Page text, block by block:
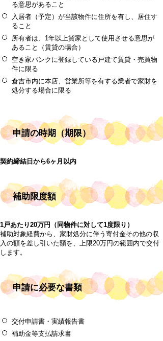
る意思があること
入居者（予定）が当該物件に住所を有し、居住す
ること
所有者は、1年以上貸家として使用させる意思が
あること（賃貸の場合）
空き家バンクに登録している戸建て賃貸・売買物
件に限る
倉吉市内に本店、営業所等を有する業者で家財を
処分する場合に限る
申請の時期（期限）
契約締結日から6ヶ月以内
補助限度額
1戸あたり20万円（同物件に対して1度限り）
補助対象経費から、家財処分に伴う寄付金その他の収
入の額を差し引いた額を、上限20万円の範囲内で交付
します。
申請に必要な書類
交付申請書・実績報告書
補助金等支払請求書